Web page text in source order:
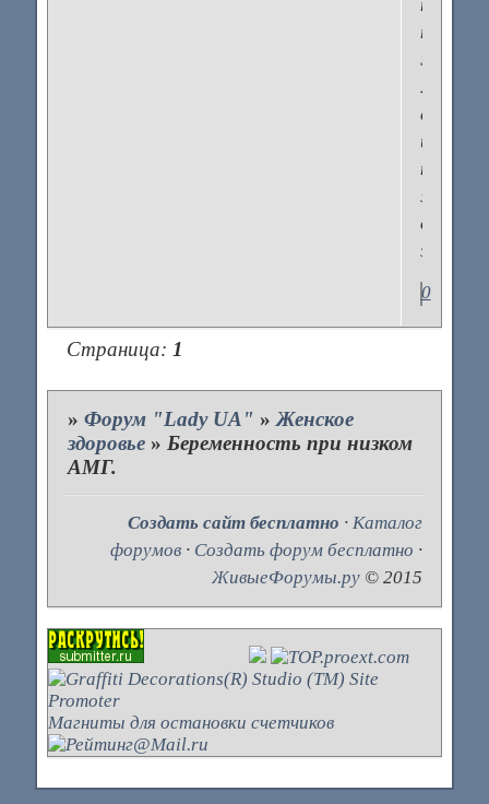
тоже
ЭКО.
Я
и
не
жалею
об
этом.
0
Страница: 1
»Форум "Lady UA" »Женское
здоровье »Беременность при низком
АМГ.
Создать сайт бесплатно ·Каталог
форумов · Создать форум бесплатно ·
ЖивыеФорумы.ру © 2015
Магниты для остановки счетчиков